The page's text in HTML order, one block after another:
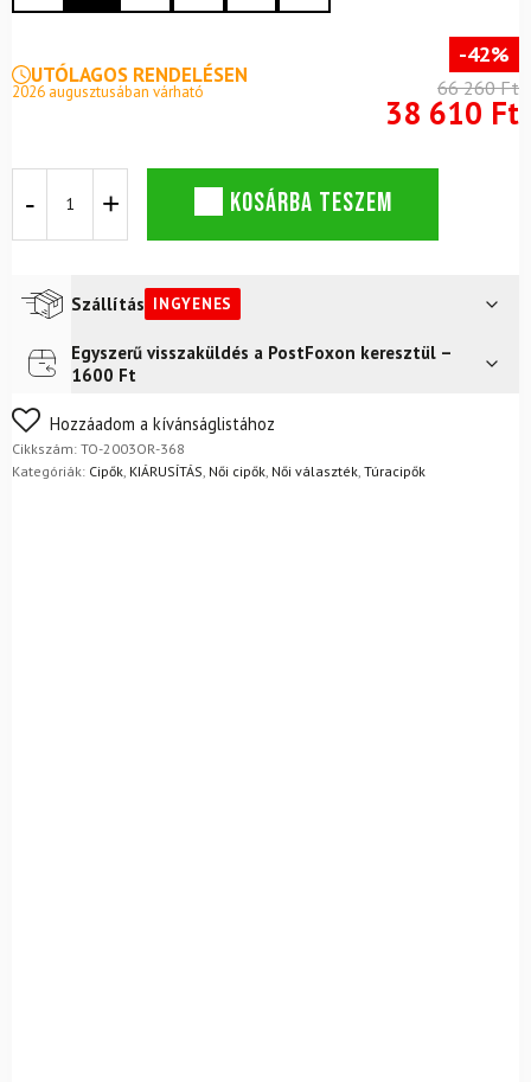
UTÓLAGOS RENDELÉSEN
2026 augusztusában várható
-42%
66 260 Ft
38 610 Ft
cipő
Blue
mennyiség
KOSÁRBA TESZEM
Szállítás INGYENES
Futár a címreIngyenes
FoxPost
Egyszerű visszaküldés a PostFoxon keresztül –
1600 Ft
Nem biztos a választásában? Semmi gond – a terméket
egyszerűen visszaküldheti 14 napon belül, indoklás nélkül.
Mik a visszaküldés feltételei?
Hozzáadom a kívánságlistához
Cikkszám: TO-2003OR-368
Kategóriák: Cipők KIÁRUSÍTÁS Női cipők Női választék Túracipők